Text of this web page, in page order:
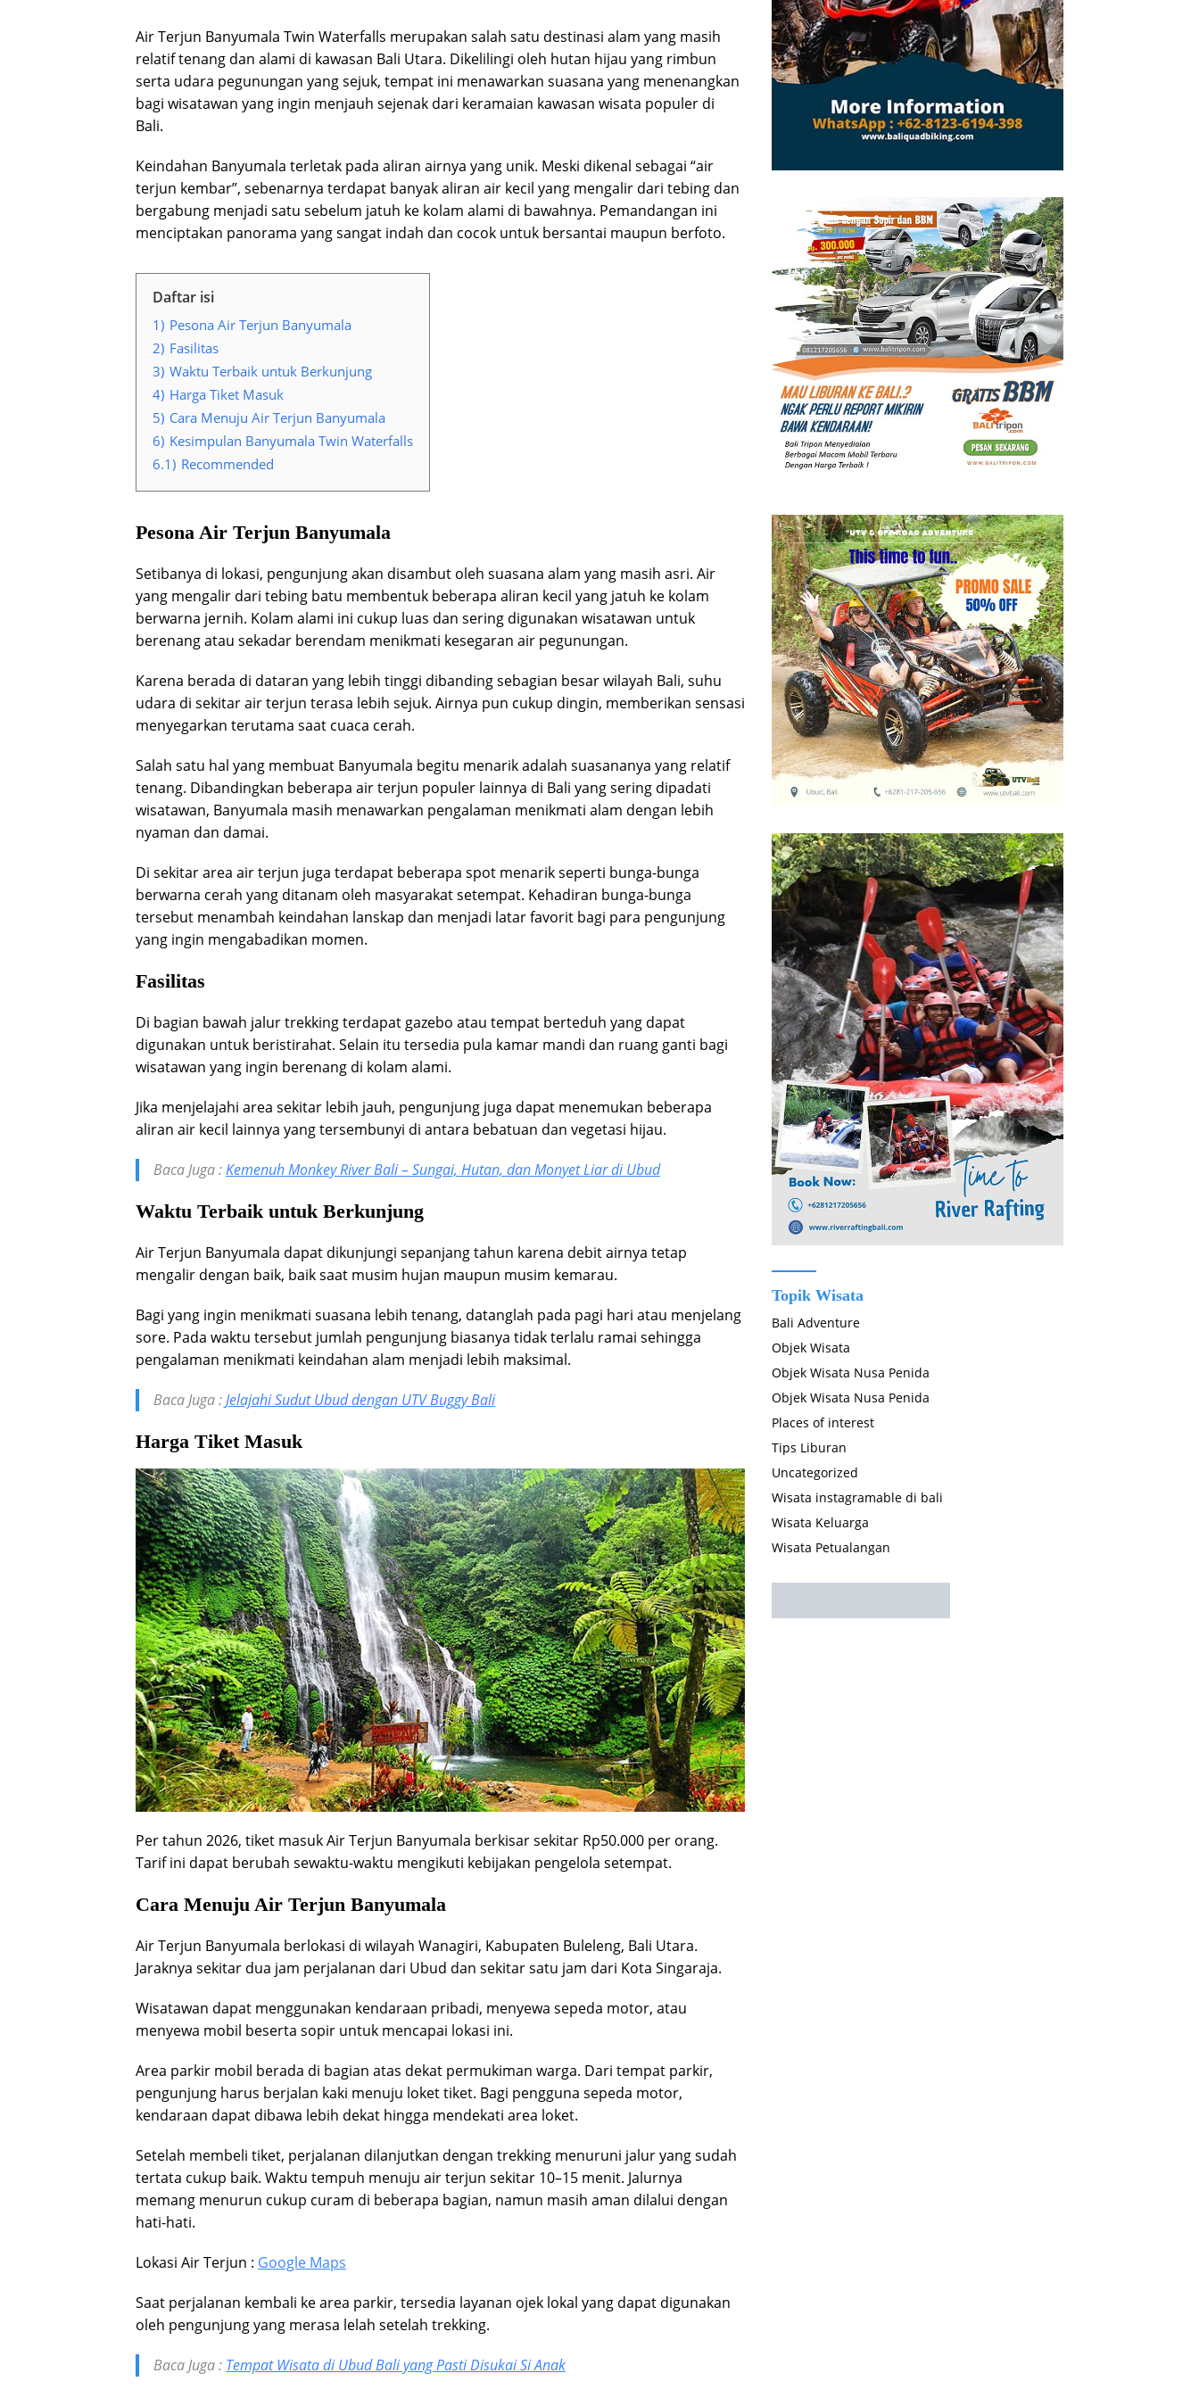
Air Terjun Banyumala Twin Waterfalls merupakan salah satu destinasi alam yang masih
relatif tenang dan alami di kawasan Bali Utara. Dikelilingi oleh hutan hijau yang rimbun
serta udara pegunungan yang sejuk, tempat ini menawarkan suasana yang menenangkan
bagi wisatawan yang ingin menjauh sejenak dari keramaian kawasan wisata populer di
Bali.
Keindahan Banyumala terletak pada aliran airnya yang unik. Meski dikenal sebagai “air
terjun kembar”, sebenarnya terdapat banyak aliran air kecil yang mengalir dari tebing dan
bergabung menjadi satu sebelum jatuh ke kolam alami di bawahnya. Pemandangan ini
menciptakan panorama yang sangat indah dan cocok untuk bersantai maupun berfoto.
Daftar isi
1) Pesona Air Terjun Banyumala
2) Fasilitas
3) Waktu Terbaik untuk Berkunjung
4) Harga Tiket Masuk
5) Cara Menuju Air Terjun Banyumala
6) Kesimpulan Banyumala Twin Waterfalls
6.1) Recommended
Pesona Air Terjun Banyumala
Setibanya di lokasi, pengunjung akan disambut oleh suasana alam yang masih asri. Air
yang mengalir dari tebing batu membentuk beberapa aliran kecil yang jatuh ke kolam
berwarna jernih. Kolam alami ini cukup luas dan sering digunakan wisatawan untuk
berenang atau sekadar berendam menikmati kesegaran air pegunungan.
Karena berada di dataran yang lebih tinggi dibanding sebagian besar wilayah Bali, suhu
udara di sekitar air terjun terasa lebih sejuk. Airnya pun cukup dingin, memberikan sensasi
menyegarkan terutama saat cuaca cerah.
Salah satu hal yang membuat Banyumala begitu menarik adalah suasananya yang relatif
tenang. Dibandingkan beberapa air terjun populer lainnya di Bali yang sering dipadati
wisatawan, Banyumala masih menawarkan pengalaman menikmati alam dengan lebih
nyaman dan damai.
Di sekitar area air terjun juga terdapat beberapa spot menarik seperti bunga-bunga
berwarna cerah yang ditanam oleh masyarakat setempat. Kehadiran bunga-bunga
tersebut menambah keindahan lanskap dan menjadi latar favorit bagi para pengunjung
yang ingin mengabadikan momen.
Fasilitas
Di bagian bawah jalur trekking terdapat gazebo atau tempat berteduh yang dapat
digunakan untuk beristirahat. Selain itu tersedia pula kamar mandi dan ruang ganti bagi
wisatawan yang ingin berenang di kolam alami.
Jika menjelajahi area sekitar lebih jauh, pengunjung juga dapat menemukan beberapa
aliran air kecil lainnya yang tersembunyi di antara bebatuan dan vegetasi hijau.
Baca Juga :Kemenuh Monkey River Bali – Sungai, Hutan, dan Monyet Liar di Ubud
Waktu Terbaik untuk Berkunjung
Air Terjun Banyumala dapat dikunjungi sepanjang tahun karena debit airnya tetap
mengalir dengan baik, baik saat musim hujan maupun musim kemarau.
Bagi yang ingin menikmati suasana lebih tenang, datanglah pada pagi hari atau menjelang
sore. Pada waktu tersebut jumlah pengunjung biasanya tidak terlalu ramai sehingga
pengalaman menikmati keindahan alam menjadi lebih maksimal.
Baca Juga :Jelajahi Sudut Ubud dengan UTV Buggy Bali
Harga Tiket Masuk
Per tahun 2026, tiket masuk Air Terjun Banyumala berkisar sekitar Rp50.000 per orang.
Tarif ini dapat berubah sewaktu-waktu mengikuti kebijakan pengelola setempat.
Cara Menuju Air Terjun Banyumala
Air Terjun Banyumala berlokasi di wilayah Wanagiri, Kabupaten Buleleng, Bali Utara.
Jaraknya sekitar dua jam perjalanan dari Ubud dan sekitar satu jam dari Kota Singaraja.
Wisatawan dapat menggunakan kendaraan pribadi, menyewa sepeda motor, atau
menyewa mobil beserta sopir untuk mencapai lokasi ini.
Area parkir mobil berada di bagian atas dekat permukiman warga. Dari tempat parkir,
pengunjung harus berjalan kaki menuju loket tiket. Bagi pengguna sepeda motor,
kendaraan dapat dibawa lebih dekat hingga mendekati area loket.
Setelah membeli tiket, perjalanan dilanjutkan dengan trekking menuruni jalur yang sudah
tertata cukup baik. Waktu tempuh menuju air terjun sekitar 10–15 menit. Jalurnya
memang menurun cukup curam di beberapa bagian, namun masih aman dilalui dengan
hati-hati.
Lokasi Air Terjun : Google Maps
Saat perjalanan kembali ke area parkir, tersedia layanan ojek lokal yang dapat digunakan
oleh pengunjung yang merasa lelah setelah trekking.
Baca Juga : Tempat Wisata di Ubud Bali yang Pasti Disukai Si Anak
Topik Wisata
Bali Adventure
Objek Wisata
Objek Wisata Nusa Penida
Objek Wisata Nusa Penida
Places of interest
Tips Liburan
Uncategorized
Wisata instagramable di bali
Wisata Keluarga
Wisata Petualangan